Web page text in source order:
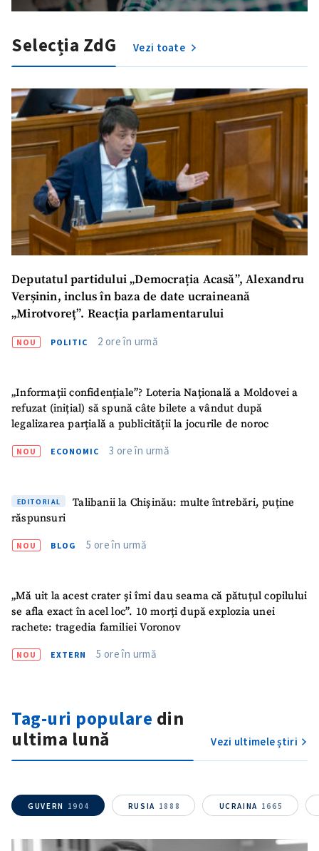
Selecția ZdG Vezi toate
Deputatul partidului „Democrația Acasă”, Alexandru
Verșinin, inclus în baza de date ucraineană
„Mirotvoreț”. Reacția parlamentarului
NOU POLITIC 2 ore în urmă
„Informații confidențiale”? Loteria Națională a Moldovei a
refuzat (inițial) să spună câte bilete a vândut după
legalizarea parțială a publicității la jocurile de noroc
NOU ECONOMIC 3 ore în urmă
EDITORIAL
Talibanii la Chișinău: multe întrebări, puține
răspunsuri
NOU BLOG 5 ore în urmă
„Mă uit la acest crater și îmi dau seama că pătuțul copilului
se afla exact în acel loc”. 10 morți după explozia unei
rachete: tragedia familiei Voronov
NOU EXTERN 5 ore în urmă
Tag-uri populare din
ultima lună
Vezi ultimele știri
GUVERN 1904 RUSIA 1888 UCRAINA 1665